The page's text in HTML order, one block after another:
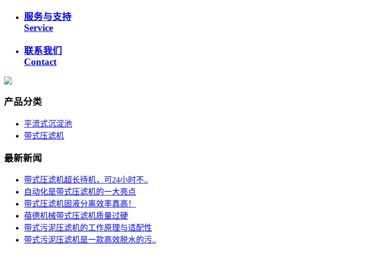
服务与支持
Service
联系我们
Contact
产品分类
平流式沉淀池
带式压滤机
最新新闻
带式压滤机超长待机，可24小时不..
自动化是带式压滤机的一大亮点
带式压滤机固液分离效率真高！
蓓德机械带式压滤机质量过硬
带式污泥压滤机的工作原理与适配性
带式污泥压滤机是一款高效脱水的污..